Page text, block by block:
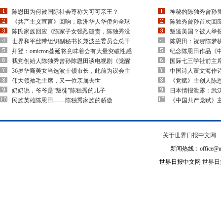
陈恩田为何被国际社会尊称为可可亲王？
《共产主义宣言》回响：欧洲华人华侨向全球
陈氏家族回应《陈家子女强烈谴责，陈独秀没
世界和平丝带组织副秘书长兼波兰委员会总干
拜登：omicron蔓延将意味着会有大量突破性感
我党创始人陈独秀曾孙陈恩田谈电视剧《觉醒
36岁华裔美女当选波士顿市长，此前为议会主
伟大领袖毛主席，又一位亲属去世
奶奶说，爷爷是“叛徒”陈独秀的儿子
民族英雄陈恩田——陈独秀家族的骄傲
神秘的陈独秀曾孙
陈独秀曾孙首次回
叛逃美国？被人举
陈恩田：祝贺陈梦
纪念陈恩田作品《
国际七三学社前主
中国诗人董文海作
《党赋》主创人
日本情报泄露：武
《中国共产党赋》
关于世界日报中文网 -
新闻热线：
世界日报中文网 世界